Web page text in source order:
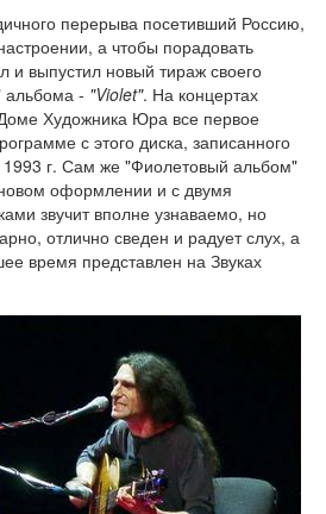
перерыва посетивший Россию,
а чтобы порадовать
и выпустил новый тираж своего
альбома - "Violet". На концертах
Художника Юра все первое
с этого диска, записанного
1993 г. Сам же "Фиолетовый альбом"
оформлении и с двумя
звучит вполне узнаваемо, но
отлично сведен и радует слух, а
время представлен на Звуках